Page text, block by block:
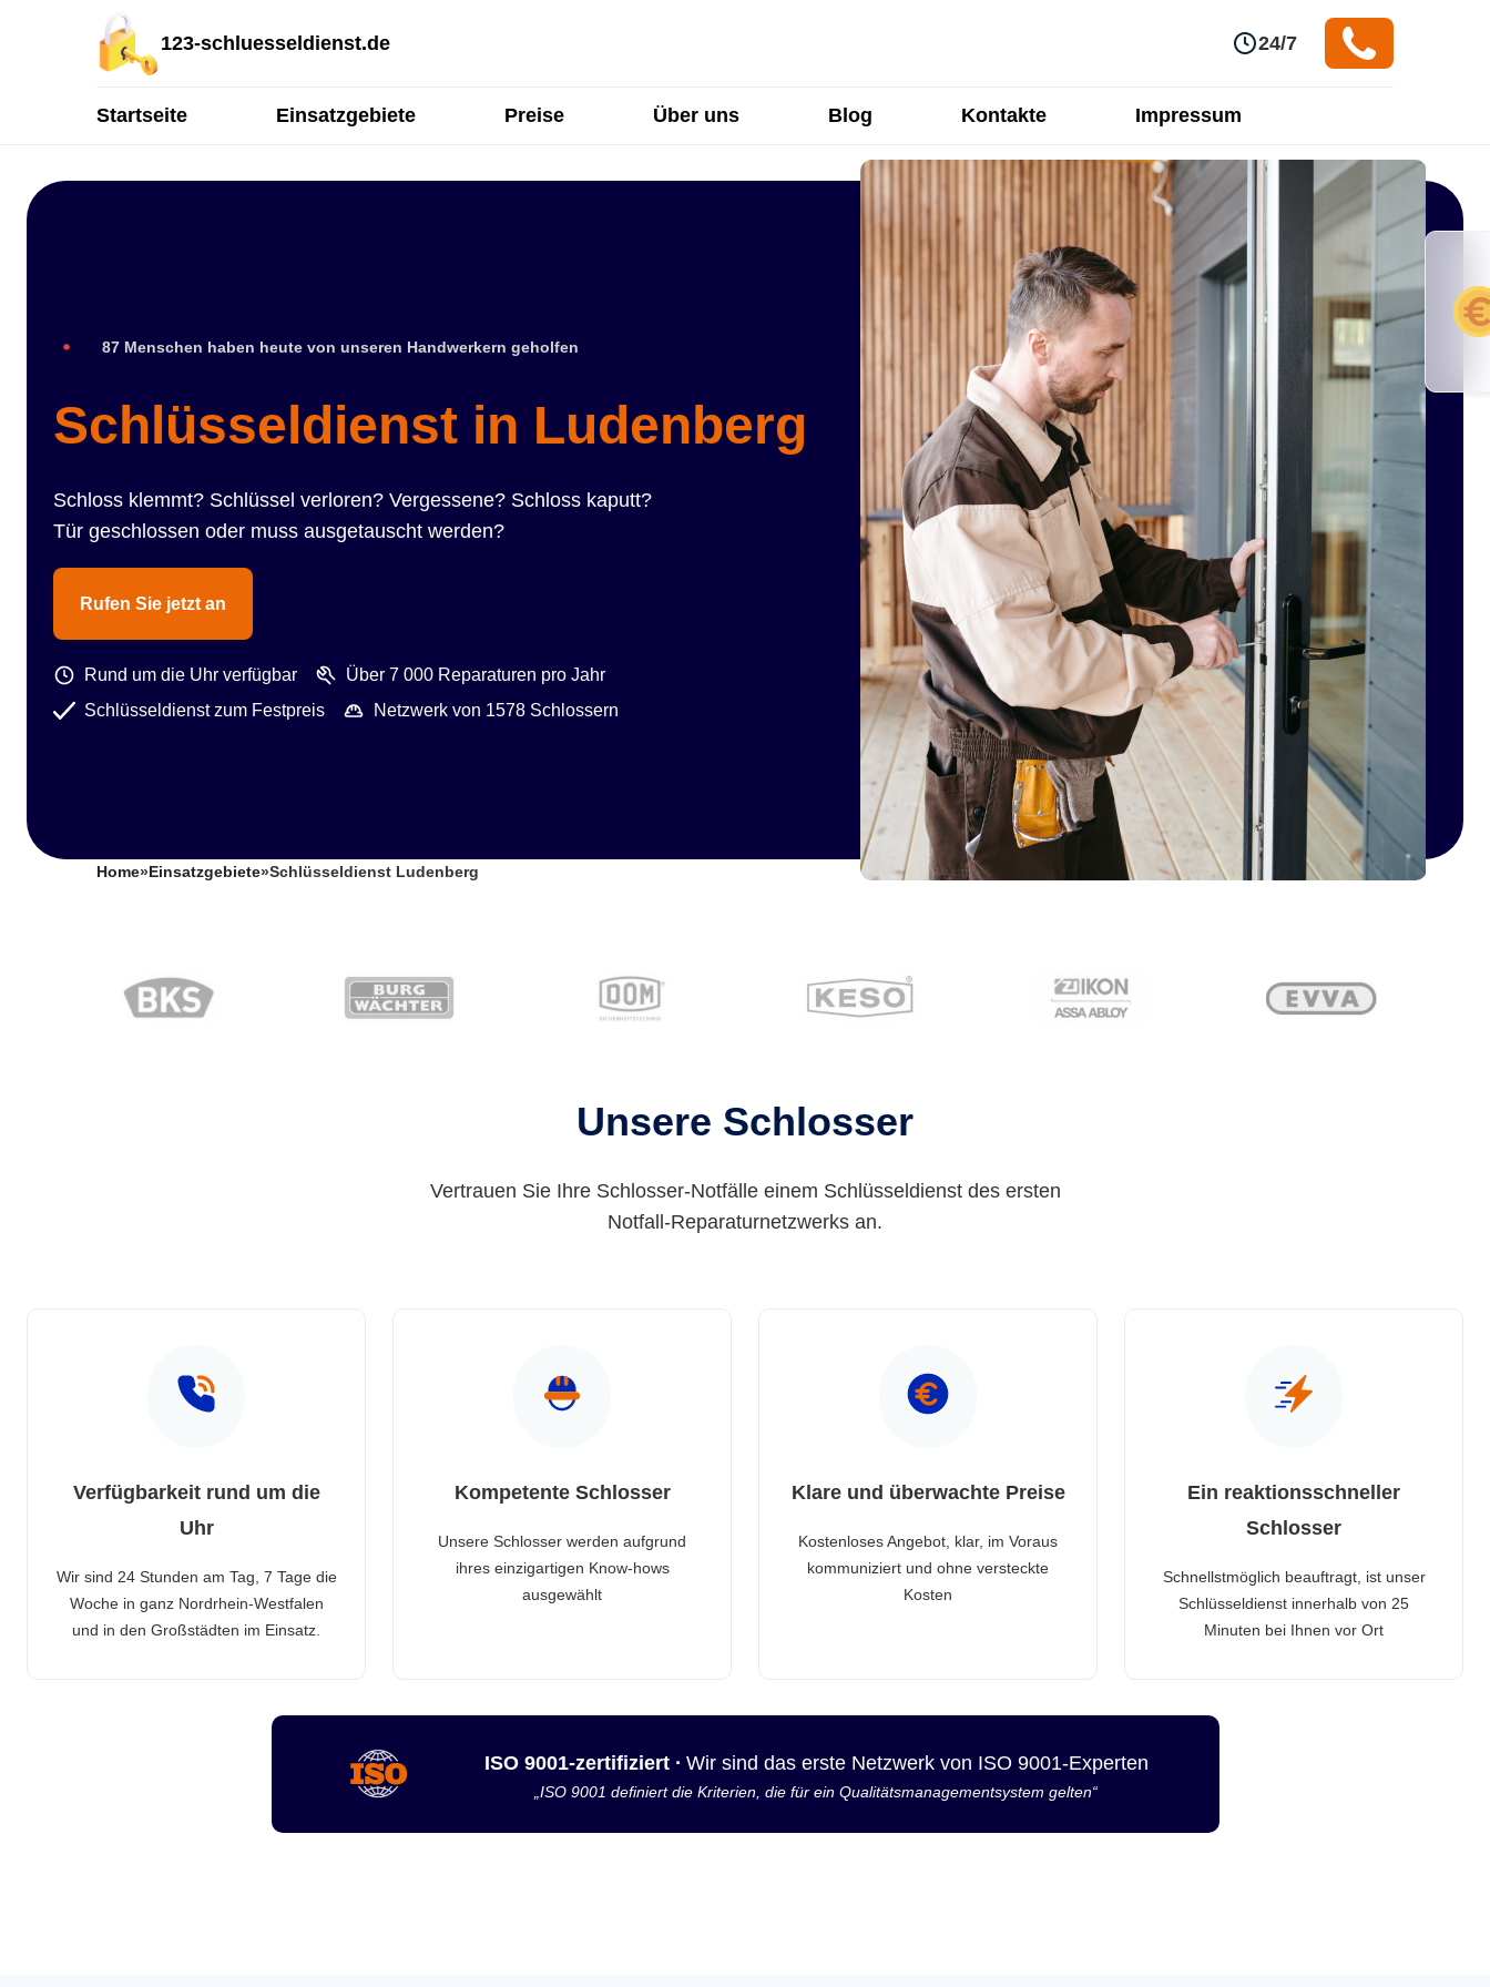
123-schluesseldienst.de 24/7
Startseite Einsatzgebiete Preise Über uns Blog Kontakte Impressum
87 Menschen haben heute von unseren Handwerkern geholfen
Schlüsseldienst in Ludenberg
Schloss klemmt? Schlüssel verloren? Vergessene? Schloss kaputt?
Tür geschlossen oder muss ausgetauscht werden?
Rufen Sie jetzt an
Rund um die Uhr verfügbar
Über 7 000 Reparaturen pro Jahr
Schlüsseldienst zum Festpreis
Netzwerk von 1578 Schlossern
Home» Einsatzgebiete»Schlüsseldienst Ludenberg
Unsere Schlosser
Vertrauen Sie Ihre Schlosser-Notfälle einem Schlüsseldienst des ersten
Notfall-Reparaturnetzwerks an.
Verfügbarkeit rund um die
Uhr
Wir sind 24 Stunden am Tag, 7 Tage die
Woche in ganz Nordrhein-Westfalen
und in den Großstädten im Einsatz.
Kompetente Schlosser
Unsere Schlosser werden aufgrund
ihres einzigartigen Know-hows
ausgewählt
Klare und überwachte Preise
Kostenloses Angebot, klar, im Voraus
kommuniziert und ohne versteckte
Kosten
Ein reaktionsschneller
Schlosser
Schnellstmöglich beauftragt, ist unser
Schlüsseldienst innerhalb von 25
Minuten bei Ihnen vor Ort
ISO 9001-zertifiziert · Wir sind das erste Netzwerk von ISO 9001-Experten
„ISO 9001 definiert die Kriterien, die für ein Qualitätsmanagementsystem gelten“